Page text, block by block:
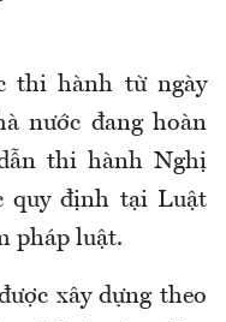
thi hành từ ngày
nước đang hoàn
thi hành Nghị
quy định tại Luật
pháp luật.
xây dựng theo